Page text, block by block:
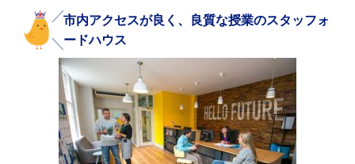
市内アクセスが良く、良質な授業のスタッフォ
ードハウス